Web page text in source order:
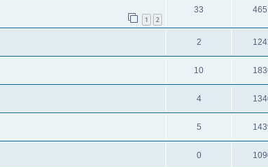
1 2
33
2
10
4
5
0